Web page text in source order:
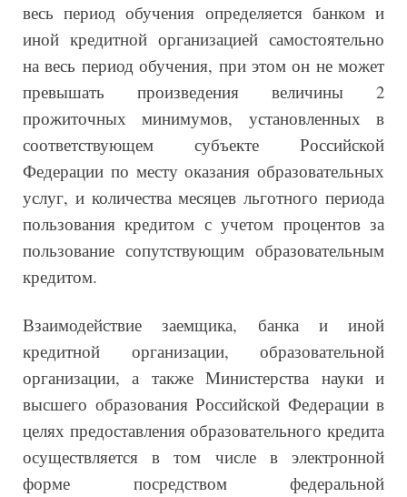
весь период обучения определяется банком и
иной кредитной организацией самостоятельно
на весь период обучения, при этом он не может
превышать произведения величины 2
прожиточных минимумов, установленных в
соответствующем субъекте Российской
Федерации по месту оказания образовательных
услуг, и количества месяцев льготного периода
пользования кредитом с учетом процентов за
пользование сопутствующим образовательным
кредитом.
Взаимодействие заемщика, банка и иной
кредитной организации, образовательной
организации, а также Министерства науки и
высшего образования Российской Федерации в
целях предоставления образовательного кредита
осуществляется в том числе в электронной
форме посредством федеральной